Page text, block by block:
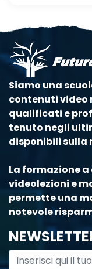
Siamo una
contenuti
qualificati e
tenuto negli
disponibili
La formazione
videolezioni e
permette una
notevole